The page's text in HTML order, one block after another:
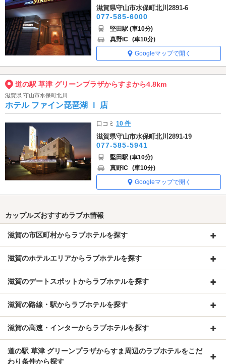
滋賀県守山市水保町北川2891-6
077-585-6000
堅田駅 (車10分)
真野IC (車10分)
Googleマップで開く
道の駅 草津 グリーンプラザからすまから4.8km
滋賀県 守山市水保町北川
ホテル ファイン琵琶湖 Ｉ 店
口コミ10 件
滋賀県守山市水保町北川2891-19
077-585-5941
堅田駅 (車10分)
真野IC (車10分)
Googleマップで開く
カップルズおすすめラブホ情報
滋賀の市区町村からラブホテルを探す
滋賀のホテルエリアからラブホテルを探す
滋賀のデートスポットからラブホテルを探す
滋賀の路線・駅からラブホテルを探す
滋賀の高速・インターからラブホテルを探す
道の駅 草津 グリーンプラザからすま周辺のラブホテルをこだ
わり条件から探す